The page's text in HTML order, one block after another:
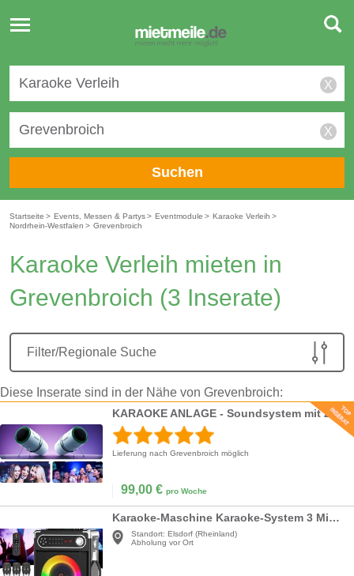
Toggle
navigation
X
X
Suchen
Startseite > Events, Messen & Partys> Eventmodule > Karaoke Verleih >
Nordrhein-Westfalen > Grevenbroich
Karaoke Verleih mieten in
Grevenbroich (3 Inserate)
Filter/Regionale Suche
Diese Inserate sind in der Nähe von Grevenbroich:
KARAOKE ANLAGE - Soundsystem mit Zwei Mikros inkl. Lieferservice
Lieferung nach Grevenbroich möglich
99,00 € pro Woche
Karaoke-Maschine Karaoke-System 3 Mikrofone tragbar Bluetooth-Lautsprecher Party-Karaoke
Standort: Elsdorf (Rheinland)
Abholung vor Ort